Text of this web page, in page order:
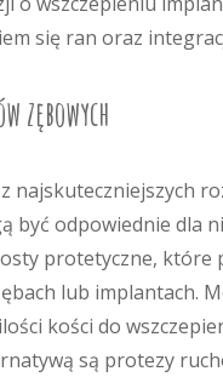
się ran oraz
zębowych
najskuteczniejszych
być odpowiednie dla
protetyczne, które
lub implantach.
kości do
są protezy